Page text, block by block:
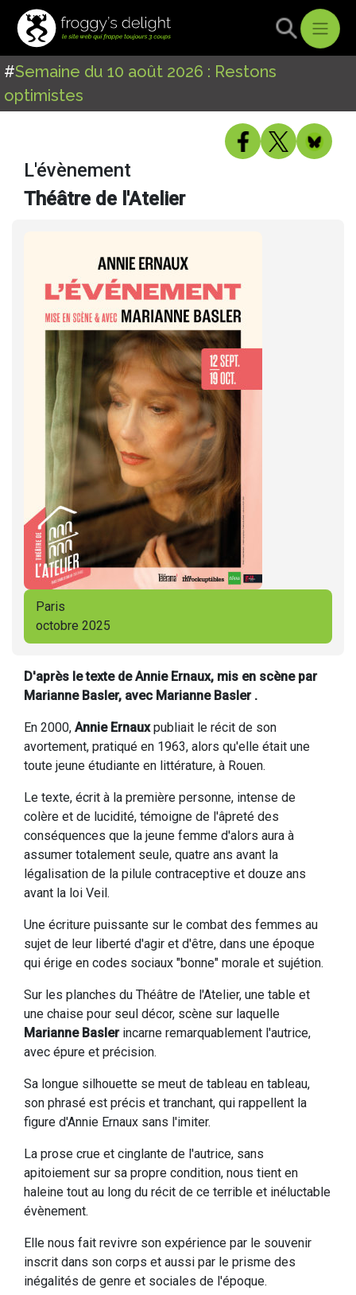
#Semaine du 10 août 2026 : Restons
optimistes
L'évènement
Théâtre de l'Atelier
Paris
octobre 2025
D'après le texte de Annie Ernaux, mis en scène par
Marianne Basler, avec Marianne Basler .
En 2000, Annie Ernauxpubliait le récit de son
avortement, pratiqué en 1963, alors qu'elle était une
toute jeune étudiante en littérature, à Rouen.
Le texte, écrit à la première personne, intense de
colère et de lucidité, témoigne de l'âpreté des
conséquences que la jeune femme d'alors aura à
assumer totalement seule, quatre ans avant la
légalisation de la pilule contraceptive et douze ans
avant la loi Veil.
Une écriture puissante sur le combat des femmes au
sujet de leur liberté d'agir et d'être, dans une époque
qui érige en codes sociaux "bonne" morale et sujétion.
Sur les planches du Théâtre de l'Atelier, une table et
une chaise pour seul décor, scène sur laquelle
Marianne Baslerincarne remarquablement l'autrice,
avec épure et précision.
Sa longue silhouette se meut de tableau en tableau,
son phrasé est précis et tranchant, qui rappellent la
figure d'Annie Ernaux sans l'imiter.
La prose crue et cinglante de l'autrice, sans
apitoiement sur sa propre condition, nous tient en
haleine tout au long du récit de ce terrible et inéluctable
évènement.
Elle nous fait revivre son expérience par le souvenir
inscrit dans son corps et aussi par le prisme des
inégalités de genre et sociales de l'époque.